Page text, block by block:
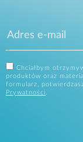
Chciałbym
produktów oraz
formularz,
Prywatności